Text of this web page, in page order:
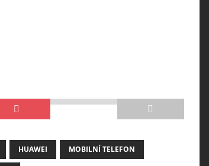
HUAWEI MOBILNÍ TELEFON